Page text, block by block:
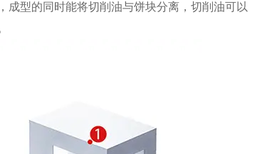
型的同时能将切削油与饼块分离，切削油可以